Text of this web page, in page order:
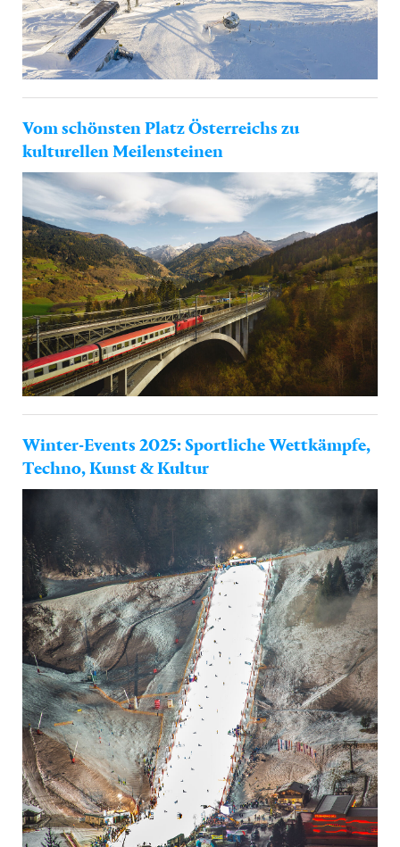
Vom schönsten Platz Österreichs zu
kulturellen Meilensteinen
Winter-Events 2025: Sportliche Wettkämpfe,
Techno, Kunst & Kultur